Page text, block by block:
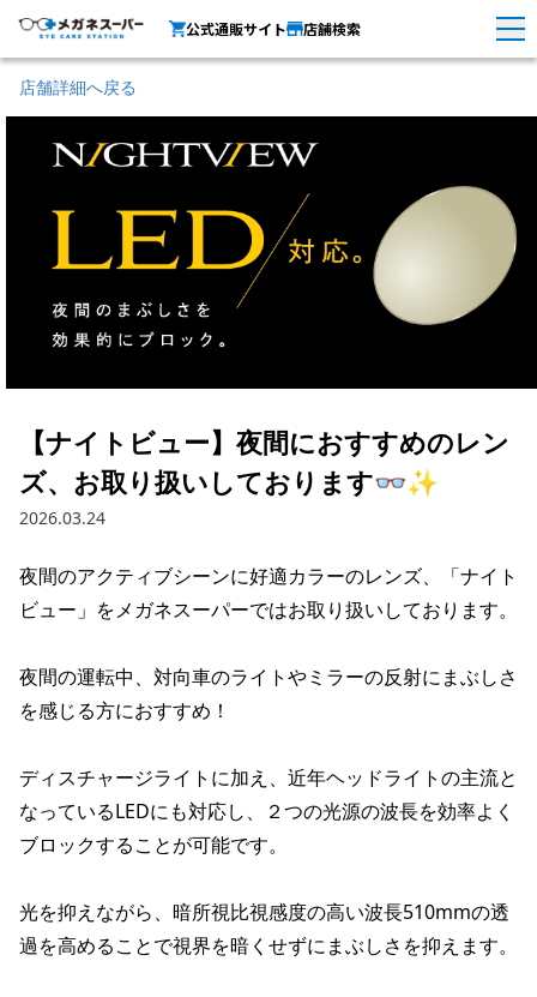
公式通販サイト 店舗検索
店舗詳細へ戻る
【ナイトビュー】夜間におすすめのレン
ズ、お取り扱いしております👓✨
2026.03.24
夜間のアクティブシーンに好適カラーのレンズ、「ナイト
ビュー」をメガネスーパーではお取り扱いしております。
夜間の運転中、対向車のライトやミラーの反射にまぶしさ
を感じる方におすすめ！
ディスチャージライトに加え、近年ヘッドライトの主流と
なっているLEDにも対応し、２つの光源の波長を効率よく
ブロックすることが可能です。
光を抑えながら、暗所視比視感度の高い波長510mmの透
過を高めることで視界を暗くせずにまぶしさを抑えます。